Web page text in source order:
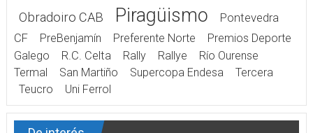
Obradoiro CAB Piragüismo
Pontevedra
CF
PreBenjamín Preferente Norte
Premios Deporte
Galego
R.C. Celta Rally Rallye
Río Ourense
Termal
San Martiño Supercopa Endesa
Tercera
Teucro
Uni Ferrol